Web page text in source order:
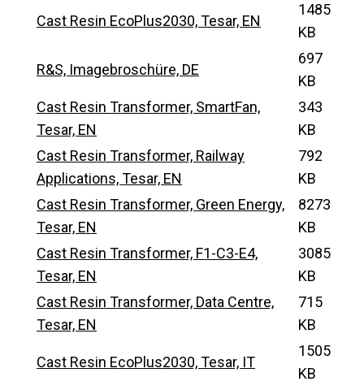
Cast Resin EcoPlus2030, Tesar, EN
1485
KB
R&S, Imagebroschüre, DE
697
KB
Cast Resin Transformer, SmartFan,
Tesar, EN
343
KB
Cast Resin Transformer, Railway
Applications, Tesar, EN
792
KB
Cast Resin Transformer, Green Energy,
Tesar, EN
8273
KB
Cast Resin Transformer, F1-C3-E4,
Tesar, EN
3085
KB
Cast Resin Transformer, Data Centre,
Tesar, EN
715
KB
Cast Resin EcoPlus2030, Tesar, IT
1505
KB